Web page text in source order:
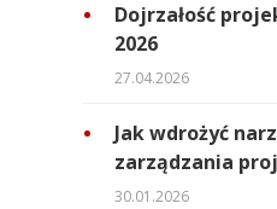
Dojrzałość
2026
27.04.2026
Jak wdrożyć
zarządzania
30.01.2026